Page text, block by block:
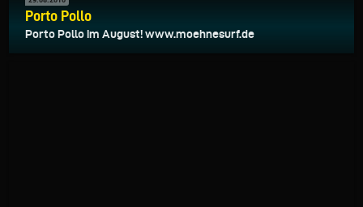
Porto Pollo
Porto Pollo im August! www.moehnesurf.de